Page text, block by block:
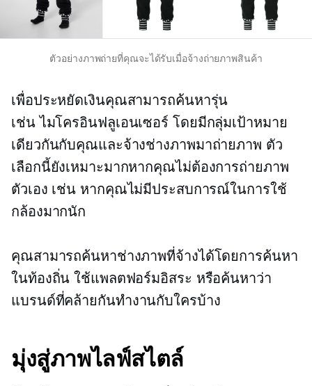
ตัวอย่างภาพถ่ายที่คุณจะได้รับเมื่อจ้างถ่ายภาพสินค้า
เพื่อประหยัดเงินคุณสามารถค้นหารุ่น
เช่นไมโครอินฟลูเอนเซอร์ โดยมีกลุ่มเป้าหมาย
เดียวกันกับคุณและจ้างช่างภาพมาถ่ายภาพ ตัว
เลือกนี้ยังเหมาะมากหากคุณไม่ต้องการถ่ายภาพ
ตัวเอง เช่น หากคุณไม่มีประสบการณ์ในการใช้
กล้องมากนัก
คุณสามารถค้นหาช่างภาพที่จ้างได้โดยการค้นหา
ในท้องถิ่น ใช้แพลตฟอร์มอิสระ หรือค้นหาว่า
แบรนด์ที่คล้ายกันทำงานกับใครบ้าง
มุ่งสู่ภาพไลฟ์สไตล์